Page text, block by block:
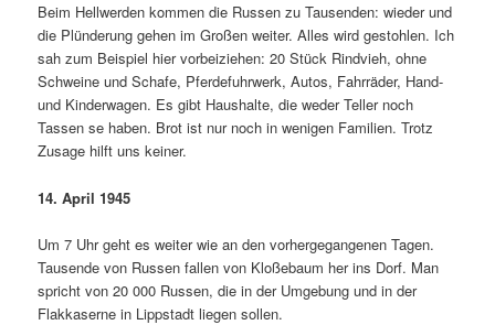
Beim Hellwerden kommen die Russen zu Tausenden: wieder und
die Plünderung gehen im Großen weiter. Alles wird ge­stohlen. Ich
sah zum Beispiel hier vorbeiziehen: 20 Stück Rindvieh, ohne
Schweine und Schafe, Pferdefuhrwerk, Autos, Fahrräder, Hand-
und Kinderwagen. Es gibt Haushalte, die weder Teller noch
Tassen se haben. Brot ist nur noch in wenigen Familien. Trotz
Zusage hilft uns keiner.
14. April 1945
Um 7 Uhr geht es weiter wie an den vor­hergegangenen Tagen.
Tausende von Russen fallen von Kloßebaum her ins Dorf. Man
spricht von 20 000 Russen, die in der Umgebung und in der
Flakkaserne in Lipp­stadt liegen sollen.